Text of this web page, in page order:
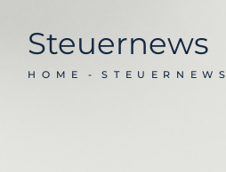
Steuernews
HOME STEUERNEWS